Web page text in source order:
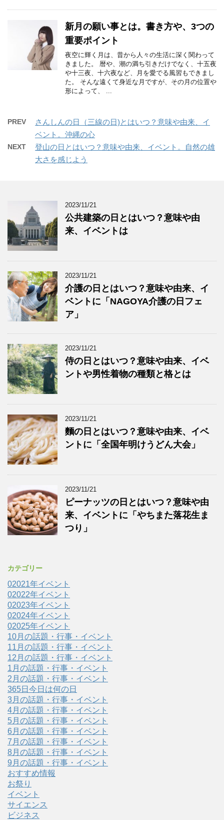
新月の願い事とは。書き方や、3つの
重要ポイント
夜空に輝く月は、昔から人々の生活に深く関わって
きました。 暦や、潮の満ち引きだけでなく、十五夜
や十三夜、十六夜など、月を愛でる風習もできまし
た。 そんな遠くて身近な月ですが、その月の位置や
形によって、 ...
PREV
さんしんの日（三線の日)とはいつ？意味や由来、イ
ベント。沖縄の心
NEXT
登山の日とはいつ？意味や由来、イベント。自然の雄
大さを感じよう
2023/11/21
公共建築の日とはいつ？意味や由
来、イベントは
2023/11/21
介護の日とはいつ？意味や由来、イ
ベントに「NAGOYA介護の日フェ
ア」
2023/11/21
侍の日とはいつ？意味や由来、イベ
ントや男性着物の種類と格とは
2023/11/21
麵の日とはいつ？意味や由来、イベ
ントに「全国年明けうどん大会」
2023/11/21
ピーナッツの日とはいつ？意味や由
来、イベントに「やちまた落花生ま
つり」
カテゴリー
02021年イベント
02022年イベント
02023年イベント
02024年イベント
02025年イベント
10月の話題・行事・イベント
11月の話題・行事・イベント
12月の話題・行事・イベント
1月の話題・行事・イベント
2月の話題・行事・イベント
365日今日は何の日
3月の話題・行事・イベント
4月の話題・行事・イベント
5月の話題・行事・イベント
6月の話題・行事・イベント
7月の話題・行事・イベント
8月の話題・行事・イベント
9月の話題・行事・イベント
おすすめ情報
お祭り
イベント
サイエンス
ビジネス